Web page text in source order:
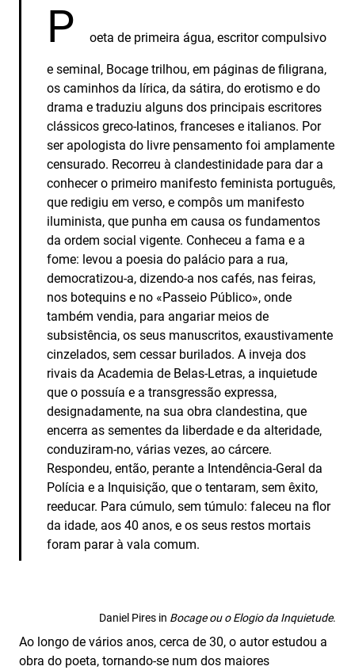
P oeta de primeira água, escritor compulsivo
e seminal, Bocage trilhou, em páginas de filigrana,
os caminhos da lírica, da sátira, do erotismo e do
drama e traduziu alguns dos principais escritores
clássicos greco-latinos, franceses e italianos. Por
ser apologista do livre pensamento foi amplamente
censurado. Recorreu à clandestinidade para dar a
conhecer o primeiro manifesto feminista português,
que redigiu em verso, e compôs um manifesto
iluminista, que punha em causa os fundamentos
da ordem social vigente. Conheceu a fama e a
fome: levou a poesia do palácio para a rua,
democratizou-a, dizendo-a nos cafés, nas feiras,
nos botequins e no «Passeio Público», onde
também vendia, para angariar meios de
subsistência, os seus manuscritos, exaustivamente
cinzelados, sem cessar burilados. A inveja dos
rivais da Academia de Belas-Letras, a inquietude
que o possuía e a transgressão expressa,
designadamente, na sua obra clandestina, que
encerra as sementes da liberdade e da alteridade,
conduziram-no, várias vezes, ao cárcere.
Respondeu, então, perante a Intendência-Geral da
Polícia e a Inquisição, que o tentaram, sem êxito,
reeducar. Para cúmulo, sem túmulo: faleceu na flor
da idade, aos 40 anos, e os seus restos mortais
foram parar à vala comum.
Daniel Pires in Bocage ou o Elogio da Inquietude.
Ao longo de vários anos, cerca de 30, o autor estudou a
obra do poeta, tornando-se num dos maiores